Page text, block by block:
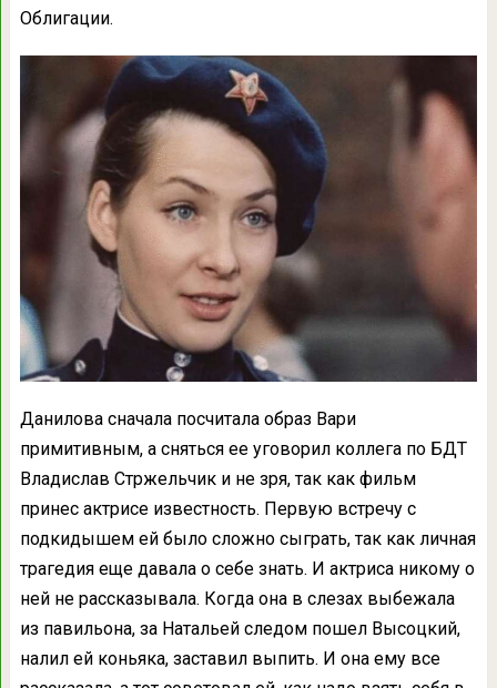
Облигации.
Данилова сначала посчитала образ Вари
примитивным, а сняться ее уговорил коллега по БДТ
Владислав Стржельчик и не зря, так как фильм
принес актрисе известность. Первую встречу с
подкидышем ей было сложно сыграть, так как личная
трагедия еще давала о себе знать. И актриса никому о
ней не рассказывала. Когда она в слезах выбежала
из павильона, за Натальей следом пошел Высоцкий,
налил ей коньяка, заставил выпить. И она ему все